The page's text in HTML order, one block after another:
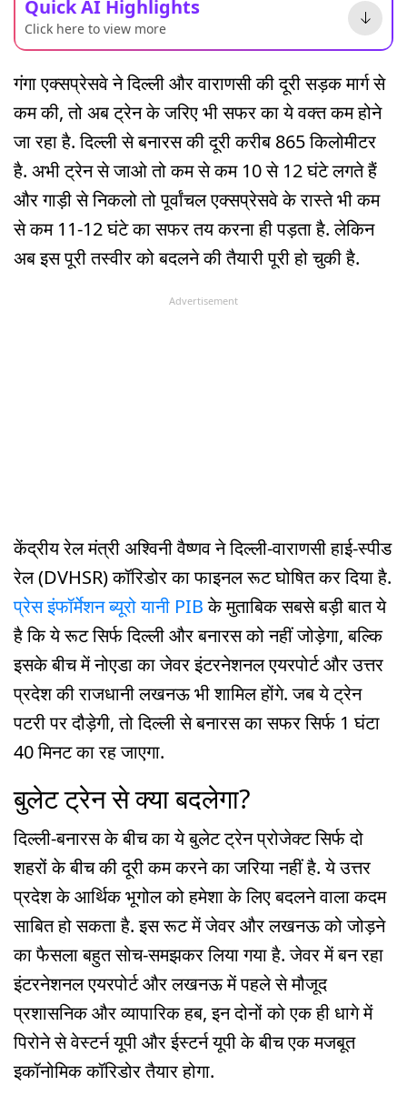
Quick AI Highlights
Click here to view more
गंगा एक्सप्रेसवे ने दिल्ली और वाराणसी की दूरी सड़क मार्ग से
कम की, तो अब ट्रेन के जरिए भी सफर का ये वक्त कम होने
जा रहा है. दिल्ली से बनारस की दूरी करीब 865 किलोमीटर
है. अभी ट्रेन से जाओ तो कम से कम 10 से 12 घंटे लगते हैं
और गाड़ी से निकलो तो पूर्वांचल एक्सप्रेसवे के रास्ते भी कम
से कम 11-12 घंटे का सफर तय करना ही पड़ता है. लेकिन
अब इस पूरी तस्वीर को बदलने की तैयारी पूरी हो चुकी है.
Advertisement
केंद्रीय रेल मंत्री अश्विनी वैष्णव ने दिल्ली-वाराणसी हाई-स्पीड
रेल (DVHSR) कॉरिडोर का फाइनल रूट घोषित कर दिया है.
प्रेस इंफॉर्मेशन ब्यूरो यानी PIBके मुताबिक सबसे बड़ी बात ये
है कि ये रूट सिर्फ दिल्ली और बनारस को नहीं जोड़ेगा, बल्कि
इसके बीच में नोएडा का जेवर इंटरनेशनल एयरपोर्ट और उत्तर
प्रदेश की राजधानी लखनऊ भी शामिल होंगे. जब ये ट्रेन
पटरी पर दौड़ेगी, तो दिल्ली से बनारस का सफर सिर्फ 1 घंटा
40 मिनट का रह जाएगा.
बुलेट ट्रेन से क्या बदलेगा?
दिल्ली-बनारस के बीच का ये बुलेट ट्रेन प्रोजेक्ट सिर्फ दो
शहरों के बीच की दूरी कम करने का जरिया नहीं है. ये उत्तर
प्रदेश के आर्थिक भूगोल को हमेशा के लिए बदलने वाला कदम
साबित हो सकता है. इस रूट में जेवर और लखनऊ को जोड़ने
का फैसला बहुत सोच-समझकर लिया गया है. जेवर में बन रहा
इंटरनेशनल एयरपोर्ट और लखनऊ में पहले से मौजूद
प्रशासनिक और व्यापारिक हब, इन दोनों को एक ही धागे में
पिरोने से वेस्टर्न यूपी और ईस्टर्न यूपी के बीच एक मजबूत
इकॉनोमिक कॉरिडोर तैयार होगा.